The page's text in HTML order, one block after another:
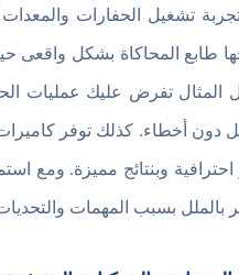
طابع المحاكاة بشكل واقعى
المثال تفرض عليك عمليات
دون أخطاء. كذلك توفر
احترافية وبنتائج مميزة. ومع
بالملل بسبب المهمات